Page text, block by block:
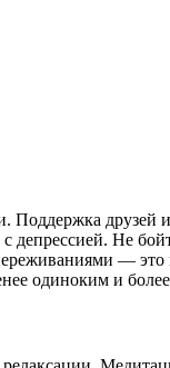
Поддержка друзей
депрессией. Не
— это
одиноким и